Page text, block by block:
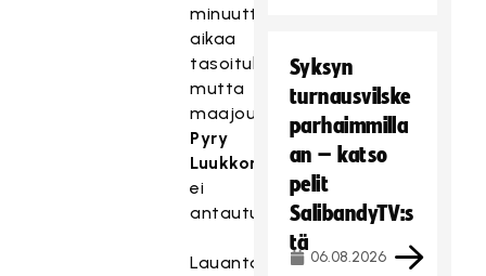
minuuttia
aikaa
tasoitukseen,
mutta
maajoukkuemaalivahti
Pyry
Luukkonen
ei
antautunut.
Lauantain
Syksyn
turnausvilske
parhaimmilla
an – katso
pelit
SalibandyTV:s
tä
06.08.2026